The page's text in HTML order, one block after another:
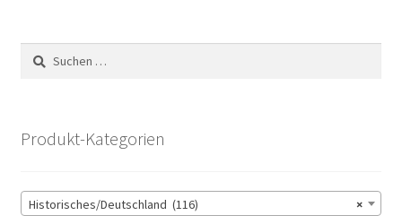
Suchen
nach:
Produkt-Kategorien
×
Historisches/Deutschland (116)